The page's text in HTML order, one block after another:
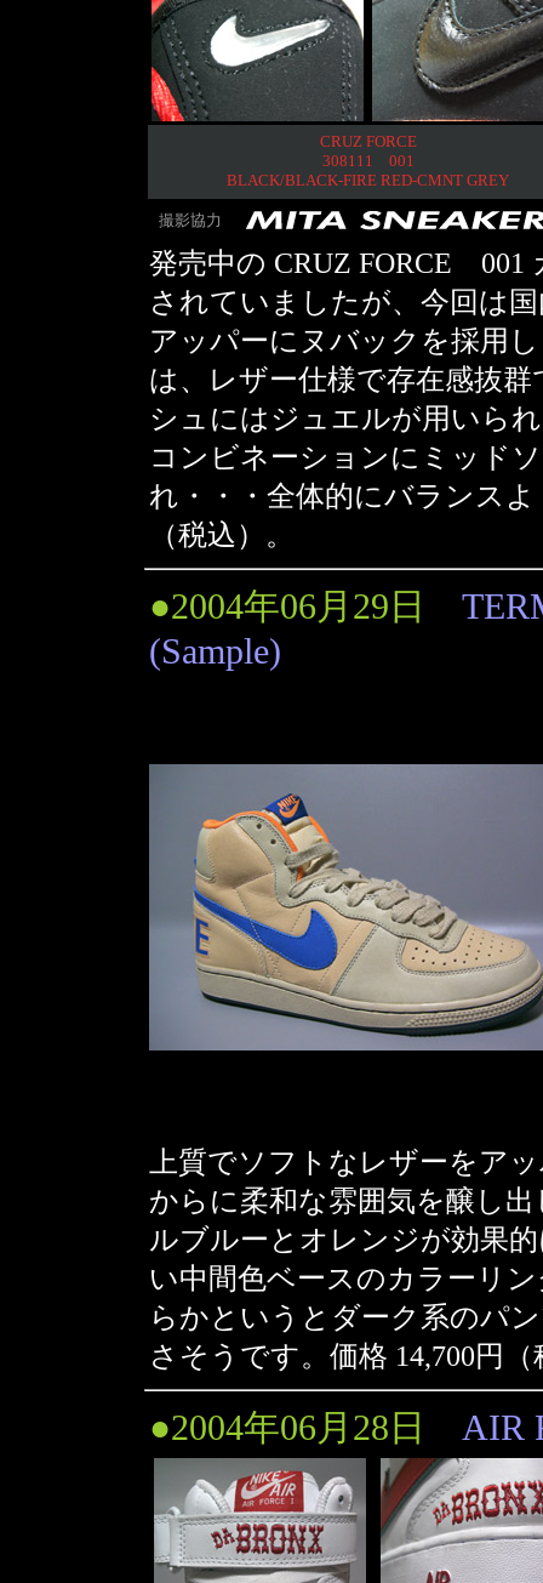
CRUZ FORCE
308111 001
BLACK/BLACK-FIRE RED-CMNT GREY
撮影協力
発売中の CRUZ FORCE 001
されていましたが、今回は
アッパーにヌバックを採用
は、レザー仕様で存在感抜
シュにはジュエルが用いら
コンビネーションにミッド
れ・・・全体的にバランス
（税込）。
●2004年06月29日
(Sample)
上質でソフトなレザーをア
からに柔和な雰囲気を醸し
ルブルーとオレンジが効果
い中間色ベースのカラーリ
らかというとダーク系のパ
さそうです。価格 14,700円（
●2004年06月28日 AIR